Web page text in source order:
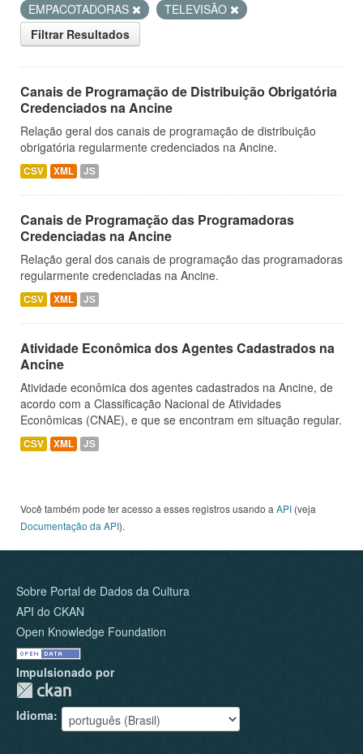
EMPACOTADORAS
TELEVISÃO
Filtrar Resultados
Canais de Programação de Distribuição Obrigatória
Credenciados na Ancine
Relação geral dos canais de programação de distribuição
obrigatória regularmente credenciados na Ancine.
CSV XML JS
Canais de Programação das Programadoras
Credenciadas na Ancine
Relação geral dos canais de programação das programadoras
regularmente credenciadas na Ancine.
CSV XML JS
Atividade Econômica dos Agentes Cadastrados na
Ancine
Atividade econômica dos agentes cadastrados na Ancine, de
acordo com a Classificação Nacional de Atividades
Econômicas (CNAE), e que se encontram em situação regular.
CSV XML JS
Você também pode ter acesso a esses registros usando a API (veja
Documentação da API).
Sobre Portal de Dados da Cultura
API do CKAN
Open Knowledge Foundation
Impulsionado por
Idioma